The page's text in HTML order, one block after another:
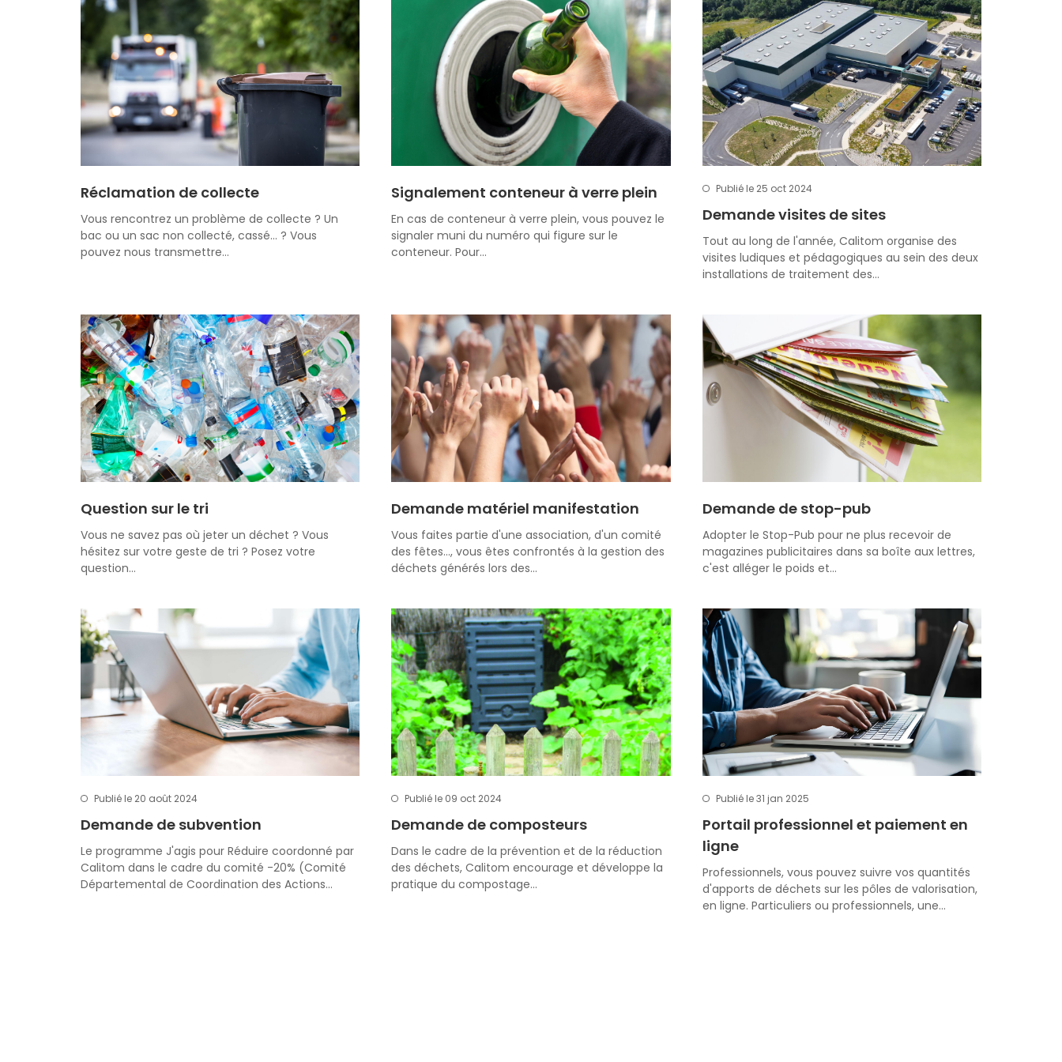
Réclamation de collecte
Vous rencontrez un problème de collecte ? Un
bac ou un sac non collecté, cassé... ? Vous
pouvez nous transmettre…
Signalement conteneur à verre plein
En cas de conteneur à verre plein, vous pouvez le
signaler muni du numéro qui figure sur le
conteneur. Pour…
Publié le 25 oct 2024
Demande visites de sites
Tout au long de l'année, Calitom organise des
visites ludiques et pédagogiques au sein des deux
installations de traitement des…
Question sur le tri
Vous ne savez pas où jeter un déchet ? Vous
hésitez sur votre geste de tri ? Posez votre
question…
Demande matériel manifestation
Vous faites partie d'une association, d'un comité
des fêtes..., vous êtes confrontés à la gestion des
déchets générés lors des…
Demande de stop-pub
Adopter le Stop-Pub pour ne plus recevoir de
magazines publicitaires dans sa boîte aux lettres,
c'est alléger le poids et…
Publié le 20 août 2024
Demande de subvention
Le programme J'agis pour Réduire coordonné par
Calitom dans le cadre du comité -20% (Comité
Départemental de Coordination des Actions…
Publié le 09 oct 2024
Demande de composteurs
Dans le cadre de la prévention et de la réduction
des déchets, Calitom encourage et développe la
pratique du compostage…
Publié le 31 jan 2025
Portail professionnel et paiement en
ligne
Professionnels, vous pouvez suivre vos quantités
d'apports de déchets sur les pôles de valorisation,
en ligne. Particuliers ou professionnels, une…